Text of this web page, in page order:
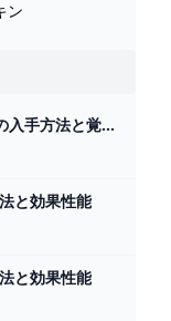
ン
マスターソードの入手方法と覚醒のやり方
と効果性能
と効果性能